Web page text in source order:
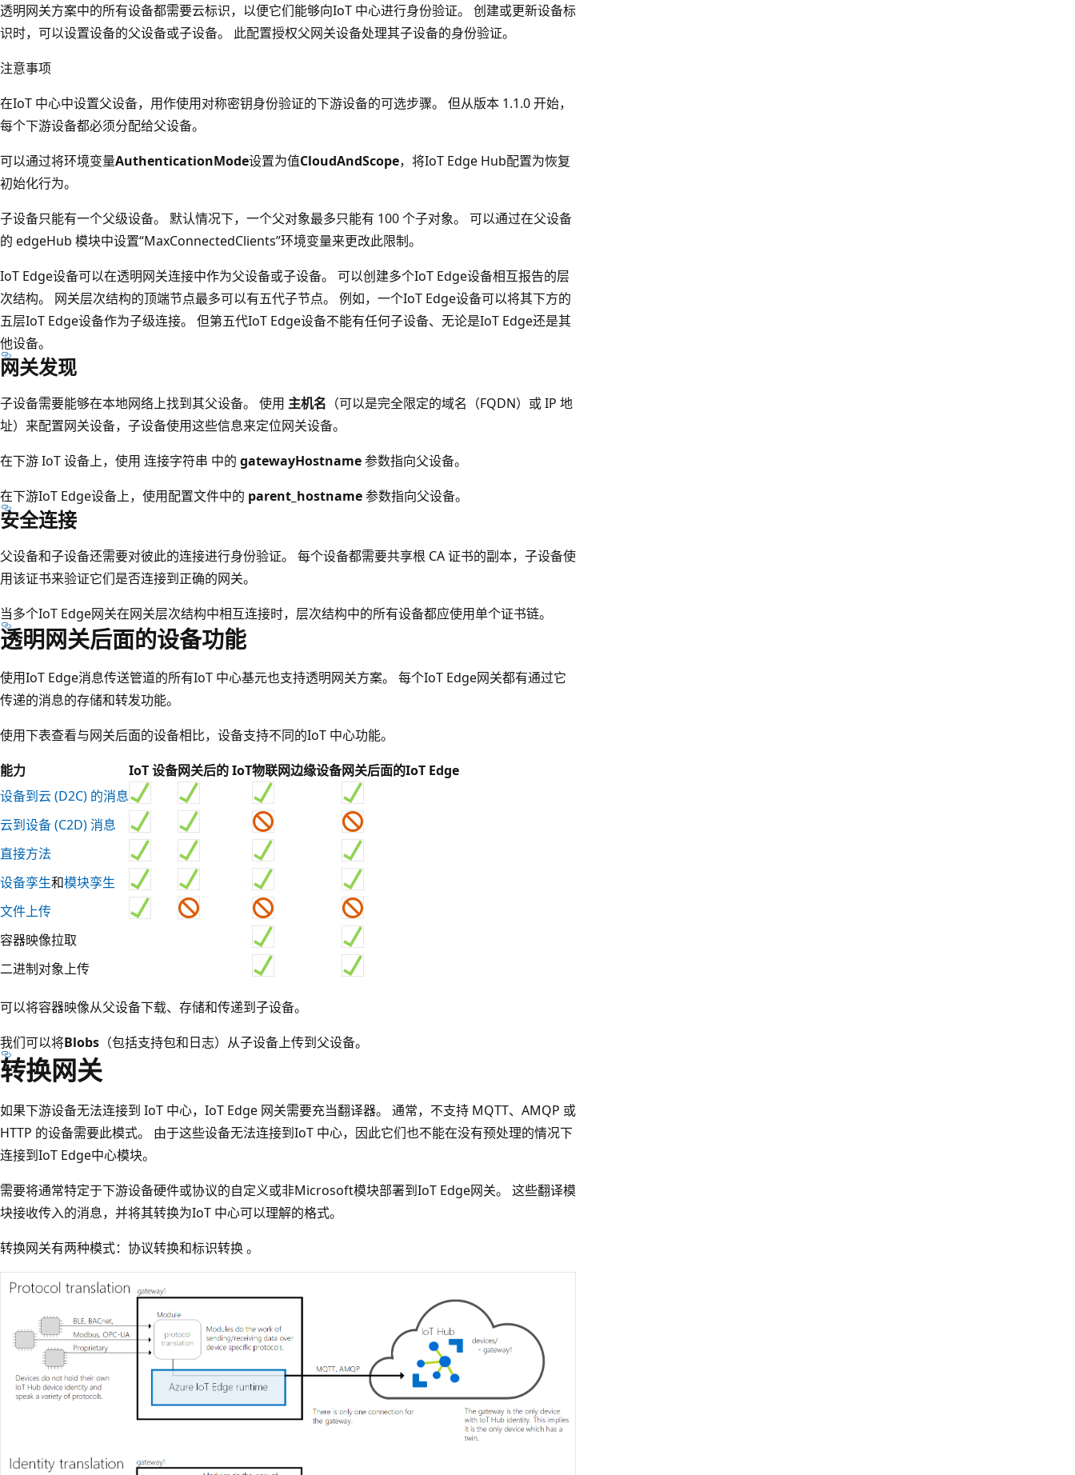
透明网关方案中的所有设备都需要云标识，以便它们能够向IoT 中心进行身份验证。 创建或更新设备标
识时，可以设置设备的父设备或子设备。 此配置授权父网关设备处理其子设备的身份验证。
注意事项
在IoT 中心中设置父设备，用作使用对称密钥身份验证的下游设备的可选步骤。 但从版本 1.1.0 开始，
每个下游设备都必须分配给父设备。
可以通过将环境变量AuthenticationMode设置为值CloudAndScope，将IoT Edge Hub配置为恢复
初始化行为。
子设备只能有一个父级设备。 默认情况下，一个父对象最多只能有 100 个子对象。 可以通过在父设备
的 edgeHub 模块中设置“MaxConnectedClients”环境变量来更改此限制。
IoT Edge设备可以在透明网关连接中作为父设备或子设备。 可以创建多个IoT Edge设备相互报告的层
次结构。 网关层次结构的顶端节点最多可以有五代子节点。 例如，一个IoT Edge设备可以将其下方的
五层IoT Edge设备作为子级连接。 但第五代IoT Edge设备不能有任何子设备、无论是IoT Edge还是其
他设备。
网关发现
子设备需要能够在本地网络上找到其父设备。 使用 主机名 （可以是完全限定的域名（FQDN）或 IP 地
址）来配置网关设备，子设备使用这些信息来定位网关设备。
在下游 IoT 设备上，使用 连接字符串 中的 gatewayHostname参数指向父设备。
在下游IoT Edge设备上，使用配置文件中的 parent_hostname参数指向父设备。
安全连接
父设备和子设备还需要对彼此的连接进行身份验证。 每个设备都需要共享根 CA 证书的副本，子设备使
用该证书来验证它们是否连接到正确的网关。
当多个IoT Edge网关在网关层次结构中相互连接时，层次结构中的所有设备都应使用单个证书链。
透明网关后面的设备功能
使用IoT Edge消息传送管道的所有IoT 中心基元也支持透明网关方案。 每个IoT Edge网关都有通过它
传递的消息的存储和转发功能。
使用下表查看与网关后面的设备相比，设备支持不同的IoT 中心功能。
能力
IoT 设备网关后的 IoT物联网边缘设备网关后面的IoT Edge
设备到云 (D2C) 的消息
云到设备 (C2D) 消息
直接方法
设备孪生和模块孪生
文件上传
容器映像拉取
二进制对象上传
可以将容器映像从父设备下载、存储和传递到子设备。
我们可以将Blobs （包括支持包和日志）从子设备上传到父设备。
转换网关
如果下游设备无法连接到 IoT 中心，IoT Edge 网关需要充当翻译器。 通常，不支持 MQTT、AMQP 或
HTTP 的设备需要此模式。 由于这些设备无法连接到IoT 中心，因此它们也不能在没有预处理的情况下
连接到IoT Edge中心模块。
需要将通常特定于下游设备硬件或协议的自定义或非Microsoft模块部署到IoT Edge网关。 这些翻译模
块接收传入的消息，并将其转换为IoT 中心可以理解的格式。
转换网关有两种模式：协议转换和标识转换 。